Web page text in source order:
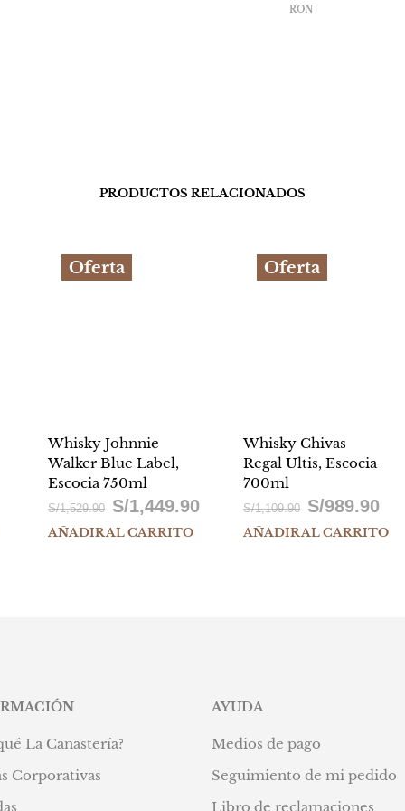
RON
PRODUCTOS RELACIONADOS
Oferta
Whisky Johnnie
Walker Blue Label,
Escocia 750ml
S/1,529.90 El
precio
S/1,449.90El
AÑADIR AL CARRITO
Oferta
Whisky Chivas
Regal Ultis, Escocia
700ml
S/1,109.90 El
precio
S/989.90El
precio
AÑADIR AL CARRITO
La Canastería?
Corporativas
AYUDA
Medios de pago
Seguimiento de mi pedido
Libro de reclamaciones